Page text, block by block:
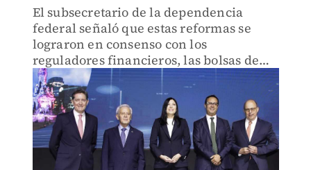
El subsecretario de la dependencia
federal señaló que estas reformas se
lograron en consenso con los
reguladores financieros, las bolsas de
valores y la AMIB.